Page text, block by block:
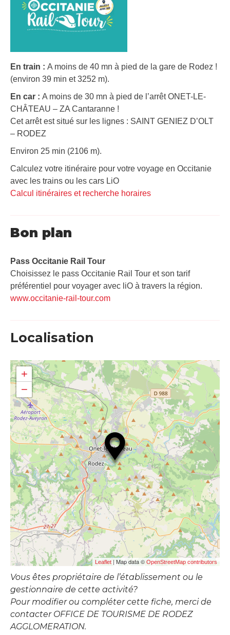
En train : A moins de 40 mn à pied de la gare de Rodez !
(environ 39 min et 3252 m).
En car : A moins de 30 mn à pied de l’arrêt ONET-LE-
CHÂTEAU – ZA Cantaranne !
Cet arrêt est situé sur les lignes : SAINT GENIEZ D’OLT
– RODEZ
Environ 25 min (2106 m).
Calculez votre itinéraire pour votre voyage en Occitanie
avec les trains ou les cars LiO
Calcul itinéraires et recherche horaires
Bon plan
Pass Occitanie Rail Tour​
Choisissez le pass Occitanie Rail Tour et son tarif
préférentiel pour voyager avec liO à travers la région.
www.occitanie-rail-tour.com
Localisation
+
−
Leaflet | Map data © OpenStreetMap contributors
Vous êtes propriétaire de l’établissement ou le
gestionnaire de cette activité?
Pour modifier ou compléter cette fiche, merci de
contacter OFFICE DE TOURISME DE RODEZ
AGGLOMERATION.